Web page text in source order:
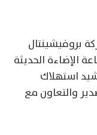
بروفيشينتال
الإضاءة الحديثة
استهلاك
والتعاون مع